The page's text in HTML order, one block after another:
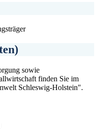
sowie
finden Sie im
Schleswig-Holstein".